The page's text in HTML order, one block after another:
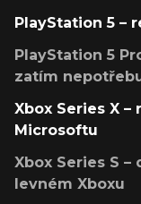
PlayStation 5 –
PlayStation 5
zatím
Xbox Series X
Microsoftu
Xbox Series S
levném Xboxu